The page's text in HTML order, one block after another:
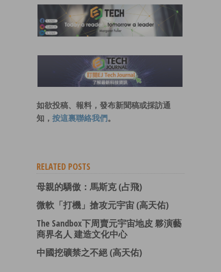
如欲投稿、報料，發布新聞稿或採訪通
知， 按這裏聯絡我們 。
RELATED POSTS
母親的驕傲：馬斯克 (占飛)
微軟「打機」搶攻元宇宙 (高天佑)
The Sandbox下周賣元宇宙地皮 夥演藝
商界名人 建造文化中心
中國挖礦禁之不絕 (高天佑)